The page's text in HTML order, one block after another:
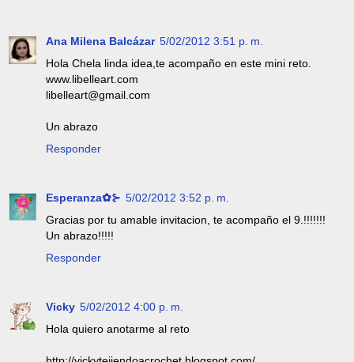
Ana Milena Balcázar 5/02/2012 3:51 p. m.
Hola Chela linda idea,te acompaño en este mini reto.
www.libelleart.com
libelleart@gmail.com
Un abrazo
Responder
Esperanza✿⊱ 5/02/2012 3:52 p. m.
Gracias por tu amable invitacion, te acompaño el 9.!!!!!!!
Un abrazo!!!!!
Responder
Vicky 5/02/2012 4:00 p. m.
Hola quiero anotarme al reto